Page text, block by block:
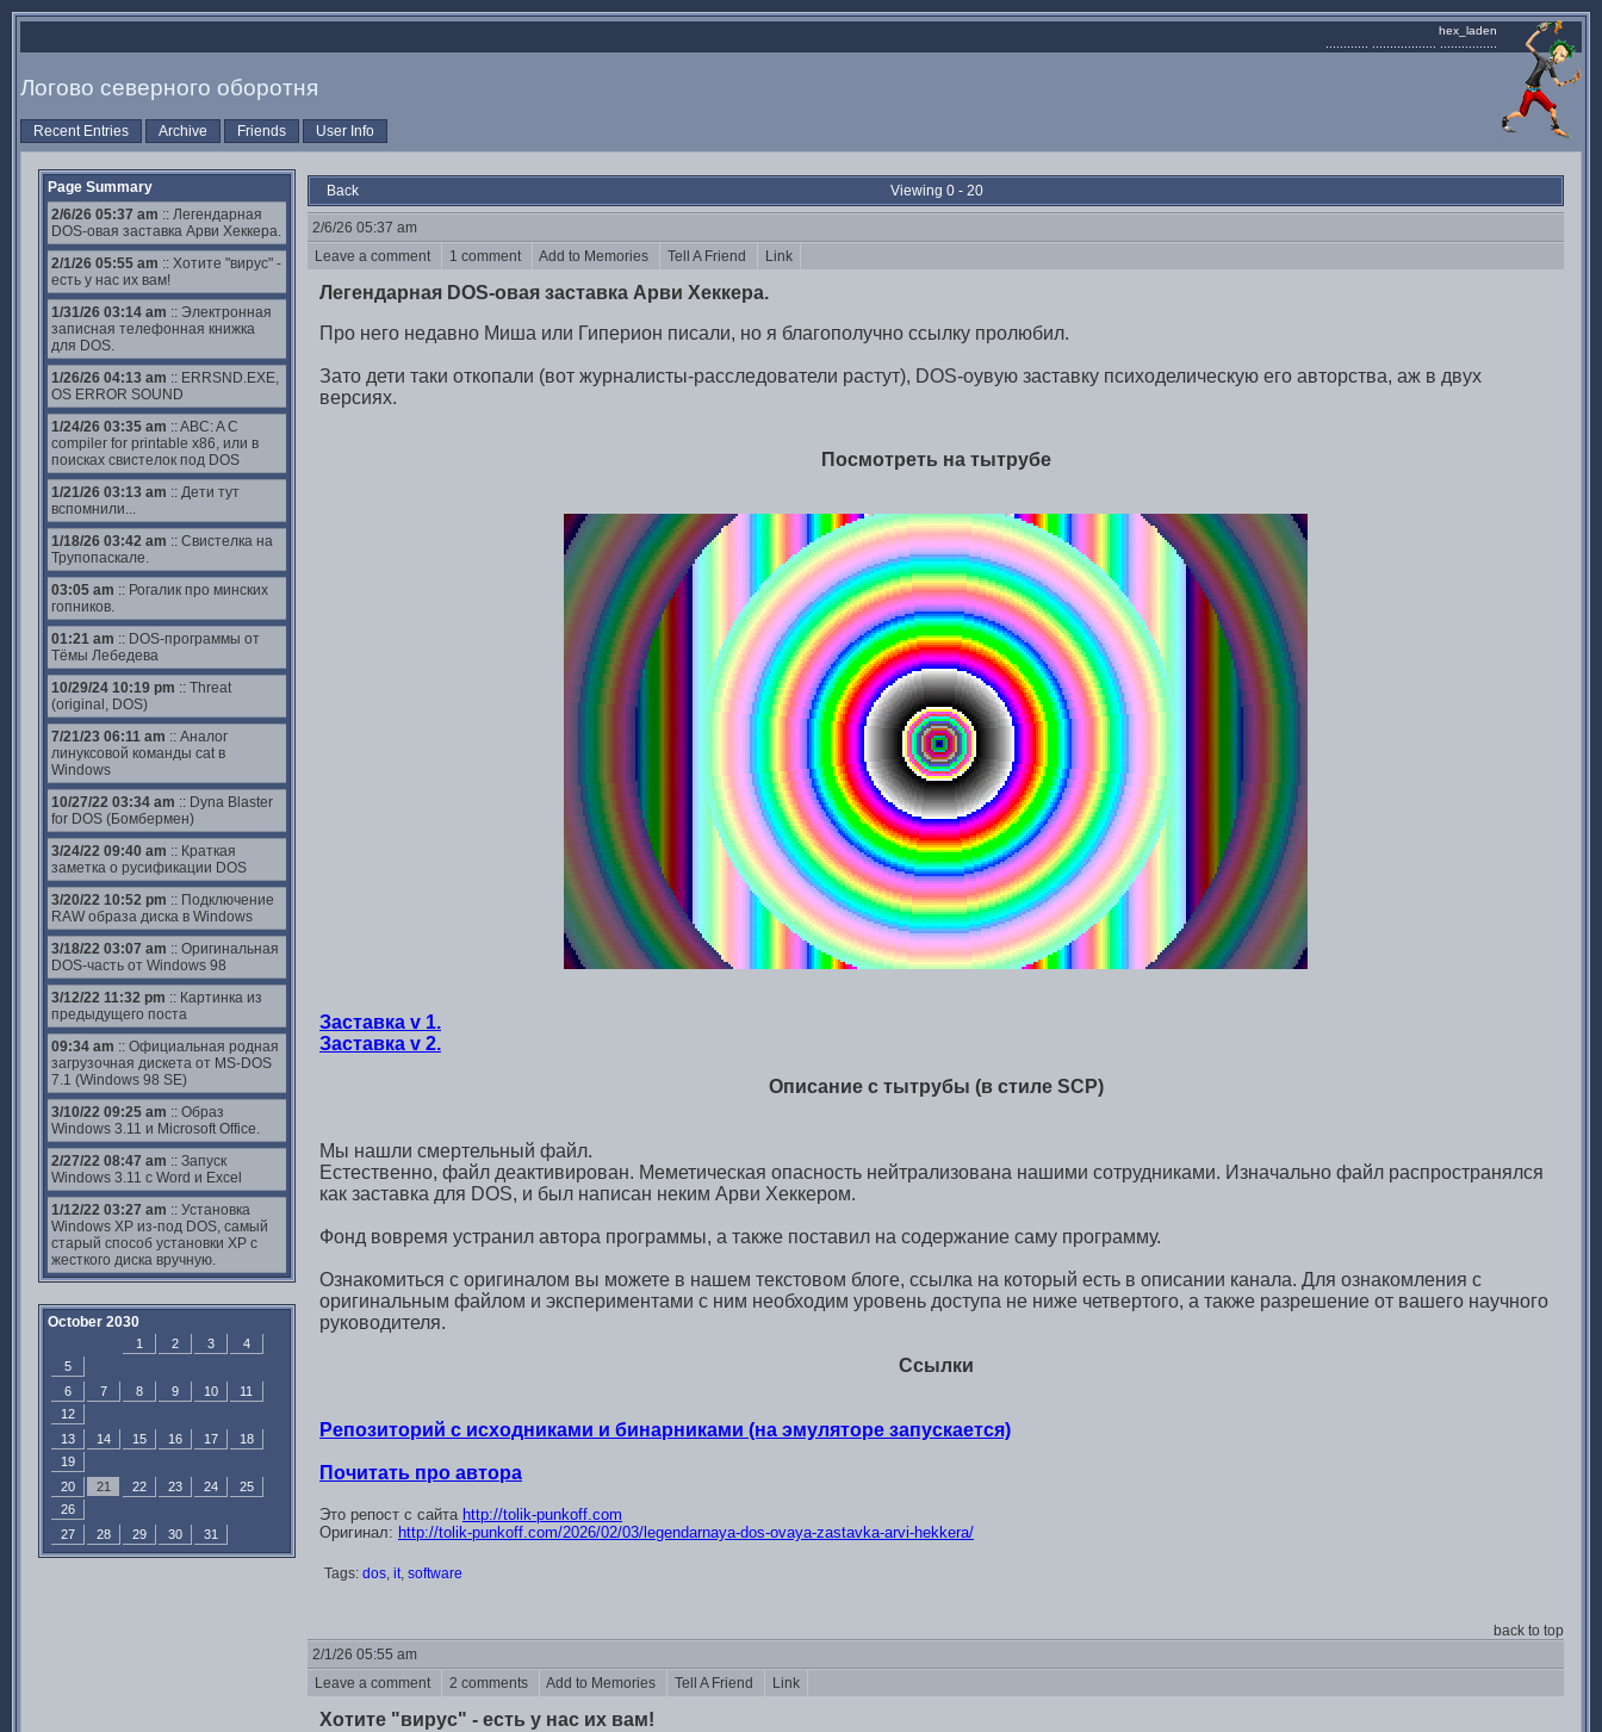
hex_laden
Логово северного оборотня
Recent Entries Archive Friends User Info
Page Summary
2/6/26 05:37 am :: Легендарная
DOS-овая заставка Арви Хеккера.
2/1/26 05:55 am :: Хотите "вирус" -
есть у нас их вам!
1/31/26 03:14 am :: Электронная
записная телефонная книжка
для DOS.
1/26/26 04:13 am :: ERRSND.EXE,
OS ERROR SOUND
1/24/26 03:35 am :: ABC: A C
compiler for printable x86, или в
поисках свистелок под DOS
1/21/26 03:13 am :: Дети тут
вспомнили...
1/18/26 03:42 am :: Свистелка на
Трупопаскале.
03:05 am :: Рогалик про минских
гопников.
01:21 am :: DOS-программы от
Тёмы Лебедева
10/29/24 10:19 pm :: Threat
(original, DOS)
7/21/23 06:11 am :: Аналог
линуксовой команды cat в
Windows
10/27/22 03:34 am :: Dyna Blaster
for DOS (Бомбермен)
3/24/22 09:40 am :: Краткая
заметка о русификации DOS
3/20/22 10:52 pm :: Подключение
RAW образа диска в Windows
3/18/22 03:07 am :: Оригинальная
DOS-часть от Windows 98
3/12/22 11:32 pm :: Картинка из
предыдущего поста
09:34 am :: Официальная родная
загрузочная дискета от MS-DOS
7.1 (Windows 98 SE)
3/10/22 09:25 am :: Образ
Windows 3.11 и Microsoft Office.
2/27/22 08:47 am :: Запуск
Windows 3.11 с Word и Excel
1/12/22 03:27 am :: Установка
Windows XP из-под DOS, самый
старый способ установки XP с
жесткого диска вручную.
October 2030
1 2 3
4
5
6
7 8 9 10
11
12
13
14 15 16 17
18
19
20
21 22 23 24
25
26
27
28 29 30 31
Back Viewing 0 - 20
2/6/26 05:37 am
Leave a comment
1 comment Add to Memories Tell A Friend Link
Легендарная DOS-овая заставка Арви Хеккера.
Про него недавно Миша или Гиперион писали, но я благополучно ссылку пролюбил.
Зато дети таки откопали (вот журналисты-расследователи растут), DOS-оувую заставку психоделическую его авторства, аж в двух
версиях.
Посмотреть на тытрубе
Заставка v 1.
Заставка v 2.
Описание с тытрубы (в стиле SCP)
Мы нашли смертельный файл.
Естественно, файл деактивирован. Меметическая опасность нейтрализована нашими сотрудниками. Изначально файл распространялся
как заставка для DOS, и был написан неким Арви Хеккером.
Фонд вовремя устранил автора программы, а также поставил на содержание саму программу.
Ознакомиться с оригиналом вы можете в нашем текстовом блоге, ссылка на который есть в описании канала. Для ознакомления с
оригинальным файлом и экспериментами с ним необходим уровень доступа не ниже четвертого, а также разрешение от вашего научного
руководителя.
Ссылки
Репозиторий с исходниками и бинарниками (на эмуляторе запускается)
Почитать про автора
Это репост с сайта http://tolik-punkoff.com
Оригинал: http://tolik-punkoff.com/2026/02/03/legendarnaya-dos-ovaya-zastavka-arvi-hekkera/
Tags: dos, it, software
back to top
2/1/26 05:55 am
Leave a comment
2 comments Add to Memories Tell A Friend Link
Хотите "вирус" - есть у нас их вам!